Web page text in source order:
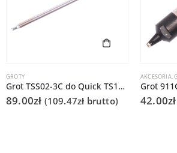
GROTY
Grot TSS02-3C do Quick TS1200
89.00zł (109.47zł brutto)
AKCESORIA,
42.00zł